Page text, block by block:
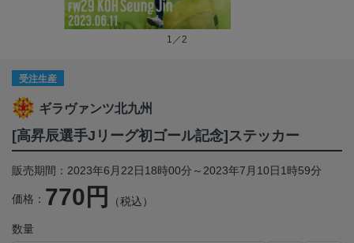
1／2
受注生産
ギラヴァンツ北九州
[高昇辰選手Jリーグ初ゴール記念]ステッカー
販売期間：2023年6月22日18時00分～2023年7月10日1時59分
価格： 770円 （税込）
数量